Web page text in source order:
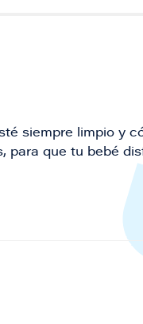
siempre limpio y
para que tu bebé